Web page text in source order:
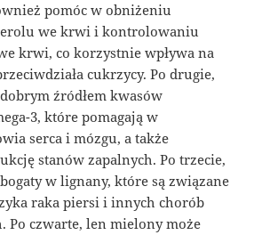
pomóc w obniżeniu
we krwi i kontrolowaniu
krwi, co korzystnie wpływa na
cukrzycy. Po drugie,
źródłem kwasów
3, które pomagają w
serca i mózgu, a także
stanów zapalnych. Po trzecie,
w lignany, które są związane
raka piersi i innych chorób
Po czwarte, len mielony może